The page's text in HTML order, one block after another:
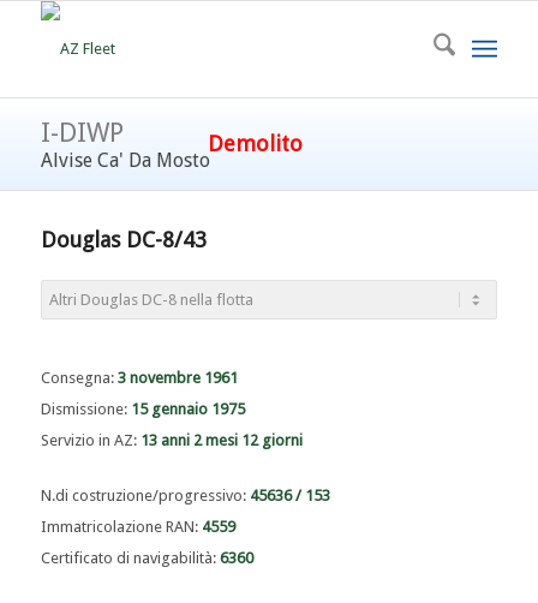
I-DIWP
Alvise Ca' Da Mosto
Demolito
Douglas DC-8/43
Consegna: 3 novembre 1961
Dismissione: 15 gennaio 1975
Servizio in AZ: 13 anni 2 mesi 12 giorni
N.di costruzione/progressivo: 45636 / 153
Immatricolazione RAN: 4559
Certificato di navigabilità: 6360